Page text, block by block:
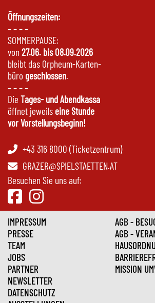
Öffnungszeiten:
– – – –
SOMMERPAUSE:
von 27.06. bis 08.09.2026
bleibt das Orpheum-Karten-
büro geschlossen.
– – – –
Die Tages- und Abendkassa
öffnet jeweils eine Stunde
vor Vorstellungsbeginn!
+43 316 8000 (Ticketzentrum)
GRAZER@SPIELSTAETTEN.AT
Besuchen Sie uns auf:
IMPRESSUM
PRESSE
TEAM
JOBS
PARTNER
NEWSLETTER
DATENSCHUTZ
AGB -
AGB -
MISSION